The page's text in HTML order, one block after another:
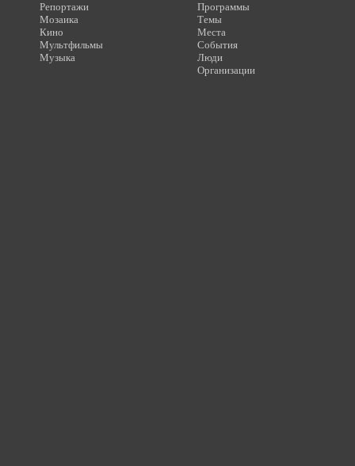
Репортажи
Мозаика
Кино
Мультфильмы
Музыка
Программы
Темы
Места
События
Люди
Организации